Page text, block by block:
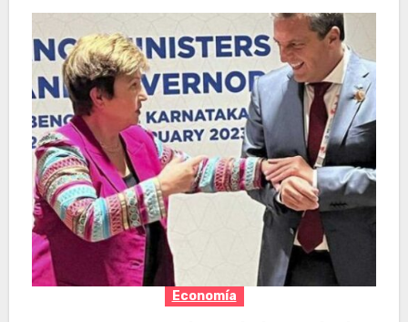
Economía